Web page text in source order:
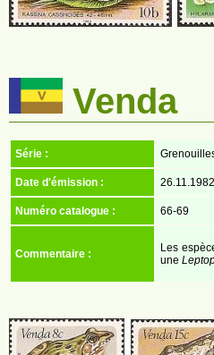
Venda
Série :
Date d'émission : 26.11.1982
Numéro catalogue : 66-69
Commentaire : Les
une